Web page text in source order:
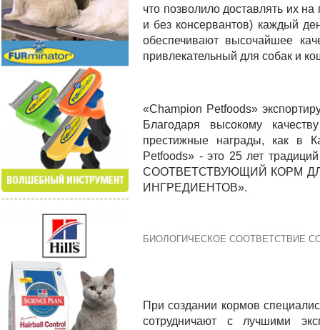
что позволило доставлять их
и без консервантов) каждый
обеспечивают высочайшее
привлекательный для собак и
«Champion Petfoods»
Благодаря высокому
престижные награды, как в
Petfoods» - это 25 лет
СООТВЕТСТВУЮЩИЙ КОРМ
ИНГРЕДИЕНТОВ».
БИОЛОГИЧЕСКОЕ СООТВЕТСТВИЕ
При создании кормов
сотрудничают с лучшими